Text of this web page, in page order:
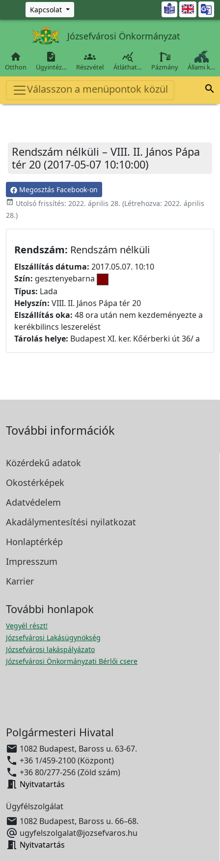
Ugrás a fő tartalomra
Kapcsolat 
Józsefvárosi Önkormányzat

Otthon

Ügyintéz…

Részvétel

Átláthat… Pázmány Állami k…
Válasszon a menüpontok közül 
Rendszám nélküli – VIII. II. János Pápa
tér 20 (2017-05-07 10:10:00)
Megosztás Facebook-on
event_available Utolsó frissítés: 2022. április 28. (Létrehozva: 2022. április
28.)
Rendszám: Rendszám nélküli
Elszállítás dátuma: 2017.05.07. 10:10
Szín: gesztenyebarna
Típus: Lada
Helyszín: VIII. II. János Pápa tér 20
Elszállítás oka: 48 ora után nem kezdeményezte a
kerékbilincs leszerelést
Tárolás helye: Budapest XI. ker. Kőérberki út 36/ a
További információk
Közérdekű adatok
Okostérképek
Adatvédelem
Akadálymentesítési nyilatkozat
Honlaptérkép
Impresszum
Karrier
További honlapok
Vegyél részt!
Józsefvárosi Lakásügynökség
Józsefvárosi lakáspályázato
Józsefvárosi Önkormányzati Bérlői csere
Polgármesteri Hivatal
 1082 Budapest, Baross u. 63-67.
 +36 1/459-2100 (Központ)
 +36 80/277-256 (Zöld szám)
 Nyitvatartás
Ügyfélszolgálat
 1082 Budapest, Baross u. 66–68.
 ugyfelszolgalat@jozsefvaros.hu
 Nyitvatartás